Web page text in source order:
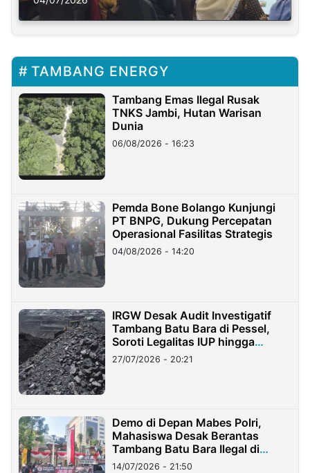
TAMBANG ENERGY
Tambang Emas Ilegal Rusak
TNKS Jambi, Hutan Warisan
Dunia
06/08/2026 - 16:23
Pemda Bone Bolango Kunjungi
PT BNPG, Dukung Percepatan
Operasional Fasilitas Strategis
04/08/2026 - 14:20
IRGW Desak Audit Investigatif
Tambang Batu Bara di Pessel,
Soroti Legalitas IUP hingga
Stockpile
27/07/2026 - 20:21
Demo di Depan Mabes Polri,
Mahasiswa Desak Berantas
Tambang Batu Bara Ilegal di
Lampung
14/07/2026 - 21:50